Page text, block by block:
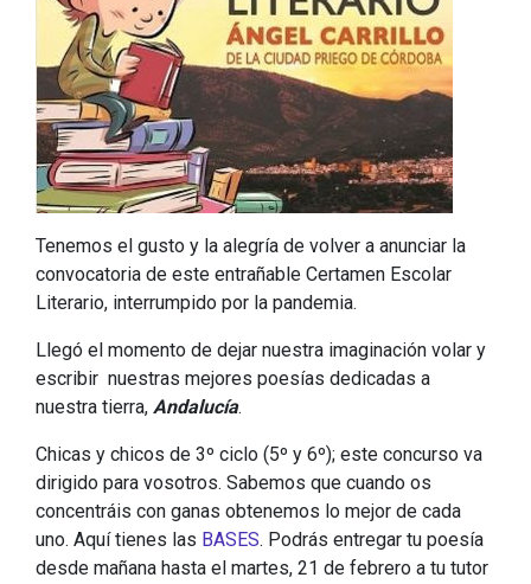
Tenemos el gusto y la alegría de volver a anunciar la
convocatoria de este entrañable Certamen Escolar
Literario, interrumpido por la pandemia.
Llegó el momento de dejar nuestra imaginación volar y
escribir nuestras mejores poesías dedicadas a
nuestra tierra, Andalucía.
Chicas y chicos de 3º ciclo (5º y 6º); este concurso va
dirigido para vosotros. Sabemos que cuando os
concentráis con ganas obtenemos lo mejor de cada
uno. Aquí tienes las BASES. Podrás entregar tu poesía
desde mañana hasta el martes, 21 de febrero a tu tutor